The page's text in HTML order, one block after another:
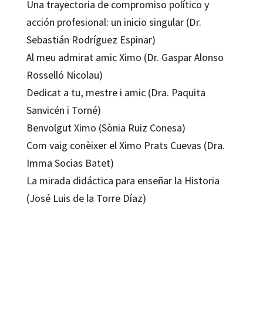
Una trayectoria de compromiso político y
acción profesional: un inicio singular (Dr.
Sebastián Rodríguez Espinar)
Al meu admirat amic Ximo (Dr. Gaspar Alonso
Rosselló Nicolau)
Dedicat a tu, mestre i amic (Dra. Paquita
Sanvicén i Torné)
Benvolgut Ximo (Sònia Ruiz Conesa)
Com vaig conèixer el Ximo Prats Cuevas (Dra.
Imma Socias Batet)
La mirada didáctica para enseñar la Historia
(José Luis de la Torre Díaz)